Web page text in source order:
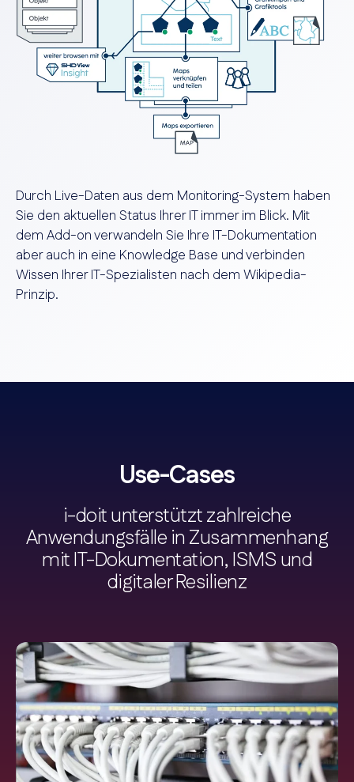
Durch Live-Daten aus dem Monitoring-System haben
Sie den aktuellen Status Ihrer IT immer im Blick. Mit
dem Add-on verwandeln Sie Ihre IT-Dokumentation
aber auch in eine Knowledge Base und verbinden
Wissen Ihrer IT-Spezialisten nach dem Wikipedia-
Prinzip.
Use-Cases
i-doit unterstützt zahlreiche
Anwendungsfälle in Zusammenhang
mit IT-Dokumentation, ISMS und
digitaler Resilienz